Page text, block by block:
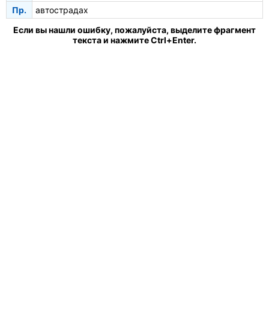
Пр.
автострадах
Если вы нашли ошибку, пожалуйста, выделите фрагмент
текста и нажмите Ctrl+Enter.